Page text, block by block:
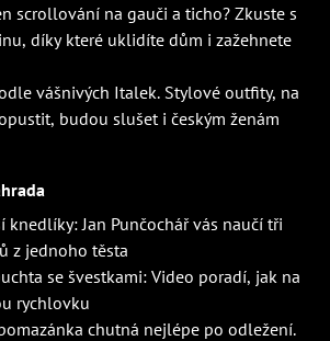
scrollování na gauči a ticho? Zkuste s
díky které uklidíte dům i zažehnete
vášnivých Italek. Stylové outfity, na
budou slušet i českým ženám
knedlíky: Jan Punčochář vás naučí tři
z jednoho těsta
se švestkami: Video poradí, jak na
rychlovku
chutná nejlépe po odležení.